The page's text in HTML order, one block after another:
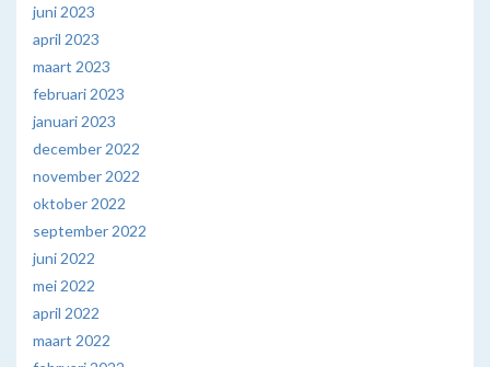
juni 2023
april 2023
maart 2023
februari 2023
januari 2023
december 2022
november 2022
oktober 2022
september 2022
juni 2022
mei 2022
april 2022
maart 2022